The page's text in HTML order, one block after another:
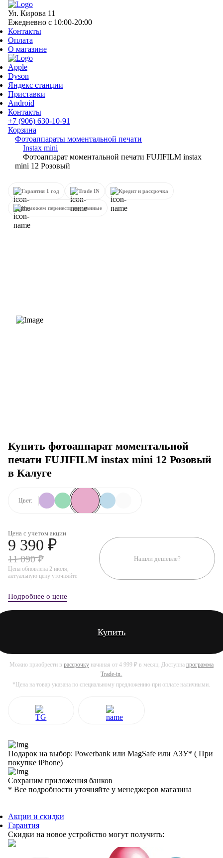
Ул. Кирова 11
Ежедневно с 10:00-20:00
Контакты
Оплата
О магазине
Apple
Dyson
Яндекс станции
Приставки
Android
Контакты
+7 (906) 630-10-91
Корзина
Фотоаппараты моментальной печати
Instax mini
Фотоаппарат моментальной печати FUJIFILM instax
mini 12 Розовый
Гарантия 1 год Trade IN Кредит и рассрочка
Поможем перенести все данные
Купить фотоаппарат моментальной
печати FUJIFILM instax mini 12 Розовый
в Калуге
Цвет:
Цена с учетом акции
9 390 ₽
11 090 ₽
Цена обновлена 2 июля,
актуальную цену уточняйте
Нашли дешевле?
Подробнее о цене
Купить
Можно приобрести в рассрочкуначиная от 4 999 ₽ в месяц. Доступна программа
Trade-in.
*Цена на товар указана по специальному предложению при оплате наличными.
Подарок на выбор: Powerbank или MagSafe или AЗУ* ( При
покупке iPhone)
Сохраним приложения банков
* Все подробности уточняйте у менеджеров магазина
Акции и скидки
Гарантия
Скидки на новое устройство могут получить: